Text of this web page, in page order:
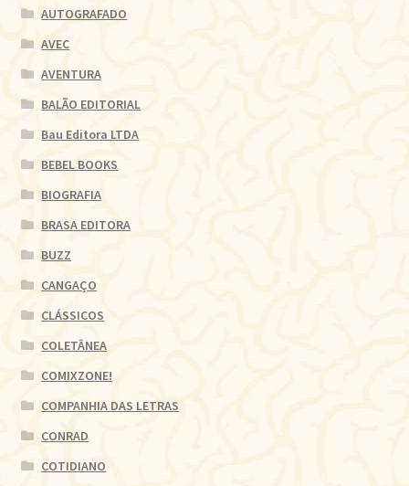
AUTOGRAFADO
AVEC
AVENTURA
BALÃO EDITORIAL
Bau Editora LTDA
BEBEL BOOKS
BIOGRAFIA
BRASA EDITORA
BUZZ
CANGAÇO
CLÁSSICOS
COLETÂNEA
COMIXZONE!
COMPANHIA DAS LETRAS
CONRAD
COTIDIANO